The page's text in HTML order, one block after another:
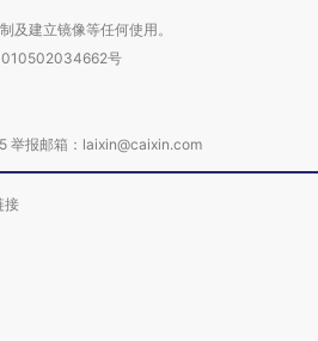
及建立镜像等任何使用。
号
举报邮箱：laixin@caixin.com
接